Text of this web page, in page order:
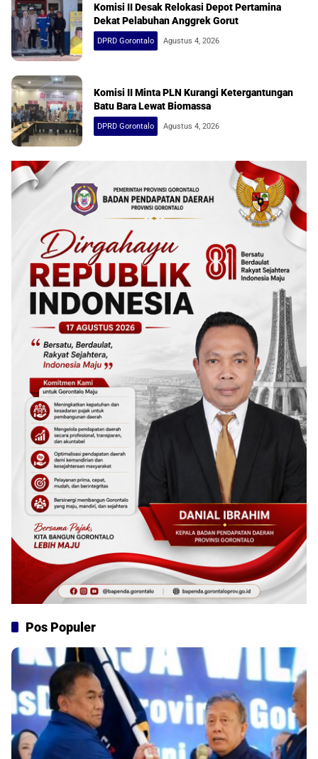
Komisi II Desak Relokasi Depot Pertamina
Dekat Pelabuhan Anggrek Gorut
DPRD Gorontalo Agustus 4, 2026
Komisi II Minta PLN Kurangi Ketergantungan
Batu Bara Lewat Biomassa
DPRD Gorontalo Agustus 4, 2026
Pos Populer